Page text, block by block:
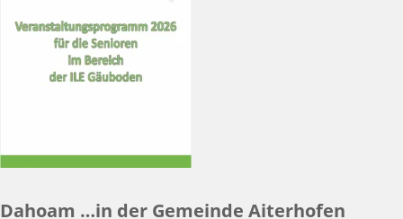
Dahoam …in der Gemeinde Aiterhofen